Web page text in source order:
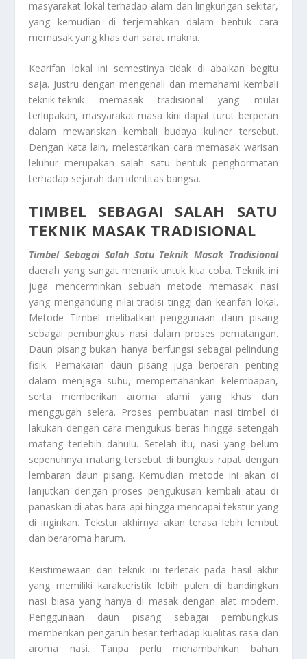
masyarakat lokal terhadap alam dan lingkungan sekitar,
yang kemudian di terjemahkan dalam bentuk cara
memasak yang khas dan sarat makna.
Kearifan lokal ini semestinya tidak di abaikan begitu
saja. Justru dengan mengenali dan memahami kembali
teknik-teknik memasak tradisional yang mulai
terlupakan, masyarakat masa kini dapat turut berperan
dalam mewariskan kembali budaya kuliner tersebut.
Dengan kata lain, melestarikan cara memasak warisan
leluhur merupakan salah satu bentuk penghormatan
terhadap sejarah dan identitas bangsa.
TIMBEL SEBAGAI SALAH SATU
TEKNIK MASAK TRADISIONAL
Timbel Sebagai Salah Satu Teknik Masak Tradisional
daerah yang sangat menarik untuk kita coba. Teknik ini
juga mencerminkan sebuah metode memasak nasi
yang mengandung nilai tradisi tinggi dan kearifan lokal.
Metode Timbel melibatkan penggunaan daun pisang
sebagai pembungkus nasi dalam proses pematangan.
Daun pisang bukan hanya berfungsi sebagai pelindung
fisik. Pemakaian daun pisang juga berperan penting
dalam menjaga suhu, mempertahankan kelembapan,
serta memberikan aroma alami yang khas dan
menggugah selera. Proses pembuatan nasi timbel di
lakukan dengan cara mengukus beras hingga setengah
matang terlebih dahulu. Setelah itu, nasi yang belum
sepenuhnya matang tersebut di bungkus rapat dengan
lembaran daun pisang. Kemudian metode ini akan di
lanjutkan dengan proses pengukusan kembali atau di
panaskan di atas bara api hingga mencapai tekstur yang
di inginkan. Tekstur akhirnya akan terasa lebih lembut
dan beraroma harum.
Keistimewaan dari teknik ini terletak pada hasil akhir
yang memiliki karakteristik lebih pulen di bandingkan
nasi biasa yang hanya di masak dengan alat modern.
Penggunaan daun pisang sebagai pembungkus
memberikan pengaruh besar terhadap kualitas rasa dan
aroma nasi. Tanpa perlu menambahkan bahan